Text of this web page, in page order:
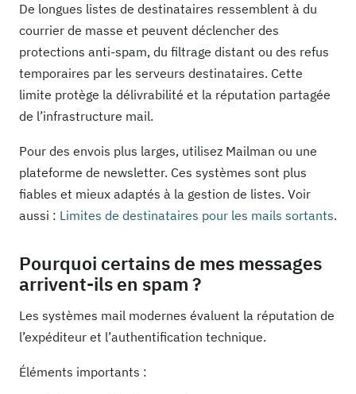
De longues listes de destinataires ressemblent à du
courrier de masse et peuvent déclencher des
protections anti-spam, du filtrage distant ou des refus
temporaires par les serveurs destinataires. Cette
limite protège la délivrabilité et la réputation partagée
de l’infrastructure mail.
Pour des envois plus larges, utilisez Mailman ou une
plateforme de newsletter. Ces systèmes sont plus
fiables et mieux adaptés à la gestion de listes. Voir
aussi : Limites de destinataires pour les mails sortants.
Pourquoi certains de mes messages
arrivent-ils en spam ?
Les systèmes mail modernes évaluent la réputation de
l’expéditeur et l’authentification technique.
Éléments importants :